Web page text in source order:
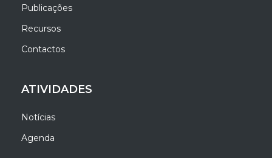
Publicações
Recursos
Contactos
ATIVIDADES
Notícias
Agenda